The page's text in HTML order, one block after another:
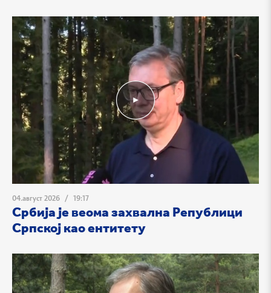
04.август 2026 / 19:17
Србија је веома захвална Републици
Српској као ентитету